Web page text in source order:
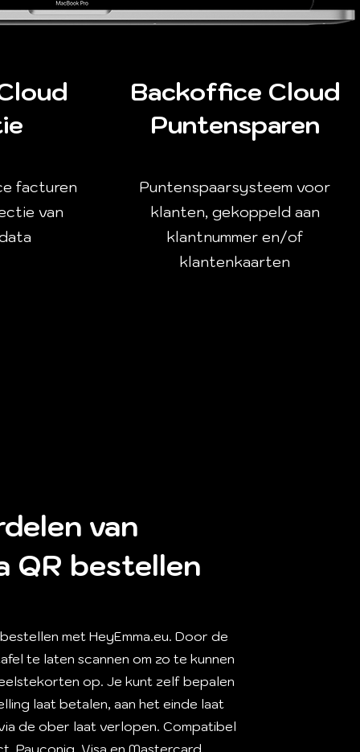
facturen
van
Backoffice Cloud
Puntensparen
Puntenspaarsysteem voor
klanten, gekoppeld aan
klantnummer en/of
klantenkaarten
van
QR bestellen
met HeyEmma.eu. Door de
te laten scannen om zo te kunnen
op. Je kunt zelf bepalen
laat betalen, aan het einde laat
de ober laat verlopen. Compatibel
Payconiq, Visa en Mastercard.